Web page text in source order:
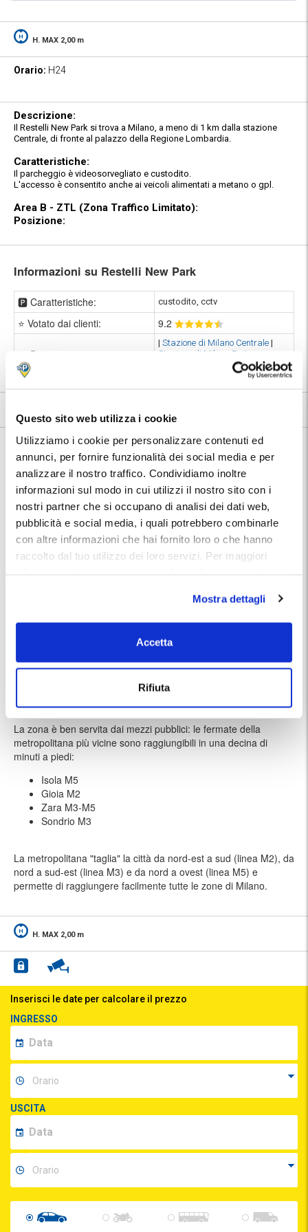
Questo sito web utilizza i cookie
Utilizziamo i cookie per personalizzare contenuti ed
annunci, per fornire funzionalità dei social media e per
analizzare il nostro traffico. Condividiamo inoltre
informazioni sul modo in cui utilizzi il nostro sito con i
nostri partner che si occupano di analisi dei dati web,
pubblicità e social media, i quali potrebbero combinarle
con altre informazioni che hai fornito loro o che hanno
raccolto dal tuo utilizzo dei loro servizi. Per maggiori
Mostra dettagli
Accetta
Rifiuta
H. MAX 2,00 m
Orario: H24
Descrizione:
Il Restelli New Park si trova a Milano, a meno di 1 km dalla stazione
Centrale, di fronte al palazzo della Regione Lombardia.
Caratteristiche:
Il parcheggio è videosorvegliato e custodito.
L'accesso è consentito anche ai veicoli alimentati a metano o gpl.
Area B - ZTL (Zona Traffico Limitato):
Posizione:
Informazioni su Restelli New Park
🅿️ Caratteristiche: custodito, cctv
⭐ Votato dai clienti: 9.2
📍 Destinazioni servite:
| Stazione di Milano Centrale |
Stazione di Milano Porta
Nelle vicinanze:
Restelli New Park si trova nel quartiere Isola, una delle zone più
moderne di Milano: svettano infatti il grattacielo sede della regione
Lombardia, il grattacielo Unicredit e l'innovativo Bosco Verticale. A
poca distanza a piedi si raggiungono:
Parco Biblioteca degli Alberi
5 minuti a
piedi
Piazza Gae Aulenti
10 minuti
10 minuti
Giardino Santa Maria Alla Fontana, l'omonima
15 minuti
La zona è ben servita dai mezzi pubblici: le fermate della
metropolitana più vicine sono raggiungibili in una decina di
minuti a piedi:
Isola M5
Gioia M2
Zara M3-M5
Sondrio M3
La metropolitana "taglia" la città da nord-est a sud (linea M2), da
nord a sud-est (linea M3) e da nord a ovest (linea M5) e
permette di raggiungere facilmente tutte le zone di Milano.
H. MAX 2,00 m
Inserisci le date per calcolare il prezzo
INGRESSO
USCITA